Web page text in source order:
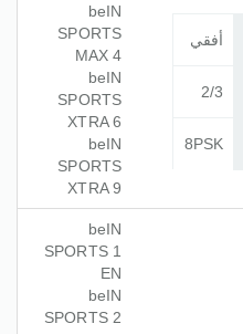
أفقي
2/3
8PSK
beIN
SPORTS
MAX 4
beIN
SPORTS
XTRA 6
beIN
SPORTS
XTRA 9
beIN
SPORTS 1
EN
beIN
SPORTS 2